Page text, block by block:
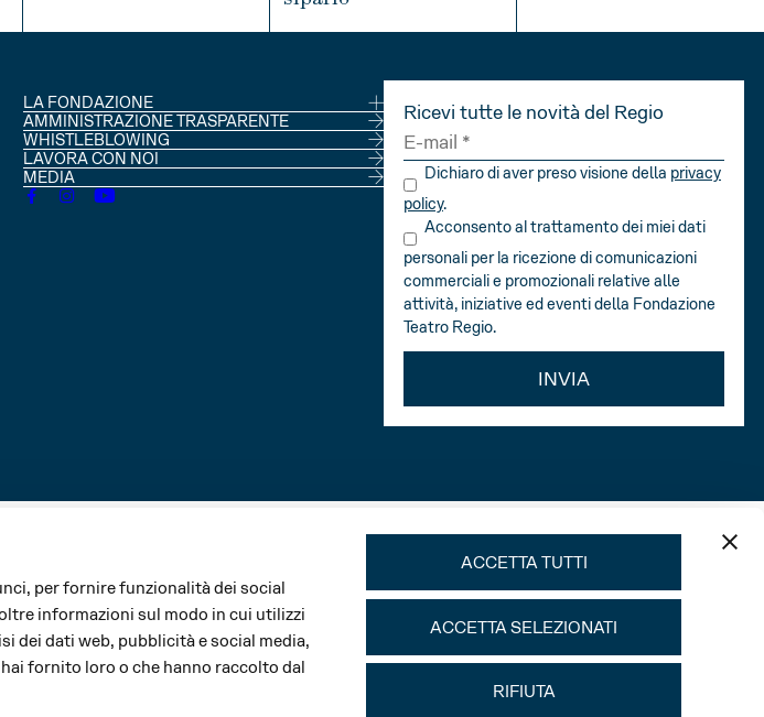
per fornire funzionalità dei social
informazioni sul modo in cui utilizzi
dei dati web, pubblicità e social media,
fornito loro o che hanno raccolto dal
ACCETTA TUTTI
ACCETTA SELEZIONATI
RIFIUTA
INFO INFO
LA FONDAZIONE
CONSIGLIO DI AMMINISTRAZIONE
SOCI
STATUTO
AMMINISTRAZIONE TRASPARENTE
WHISTLEBLOWING
LAVORA CON NOI
MEDIA
Ricevi tutte le novità del Regio
Dichiaro di aver preso visione della privacy
policy.
Acconsento al trattamento dei miei dati
personali per la ricezione di comunicazioni
commerciali e promozionali relative alle
attività, iniziative ed eventi della Fondazione
Teatro Regio.
INVIA
di: